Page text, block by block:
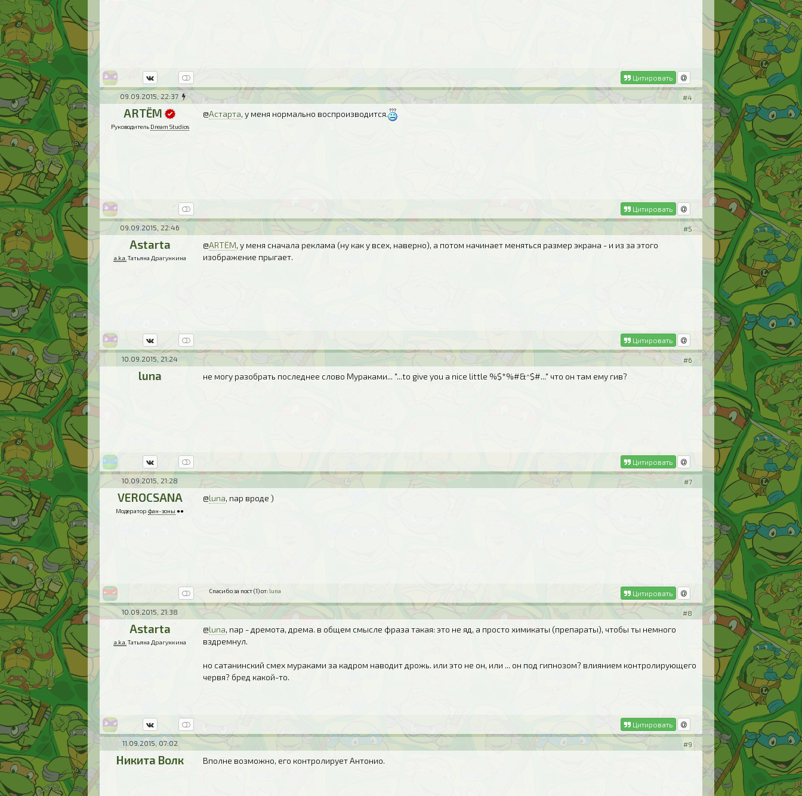
Цитировать
09.09.2015, 22:37 #4
ARTЁM
Руководитель Dream Studios
@Астарта, у меня нормально воспроизводится.
Цитировать
09.09.2015, 22:46 #5
Astarta
a.k.a. Татьяна Драгункина
@ARTЁM, у меня сначала реклама (ну как у всех, наверно), а потом начинает меняться размер экрана - и из за этого
изображение прыгает.
Цитировать
10.09.2015, 21:24 #6
luna не могу разобрать последнее слово Мураками... "...to give you a nice little %$*%#&^$#..." что он там ему гив?
Цитировать
10.09.2015, 21:28 #7
VEROCSANA
Модераторфан-зоны ●●
@luna, nap вроде )
Спасибо за пост (1) от: luna Цитировать
10.09.2015, 21:38 #8
Astarta
a.k.a. Татьяна Драгункина
@luna, nap - дремота, дрема. в общем смысле фраза такая: это не яд, а просто химикаты (препараты), чтобы ты немного
вздремнул.
но сатанинский смех мураками за кадром наводит дрожь. или это не он, или ... он под гипнозом? влиянием контролирующего
червя? бред какой-то.
Цитировать
11.09.2015, 07:02 #9
Никита Волк Вполне возможно, его контролирует Антонио.